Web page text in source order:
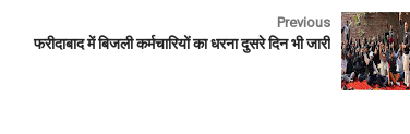
Previous
फरीदाबाद में बिजली कर्मचारियों का धरना दुसरे दिन भी जारी